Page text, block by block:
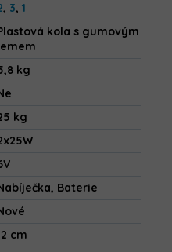
, 3, 1
kola s gumovým
lemem
kg
kg
Baterie
cm